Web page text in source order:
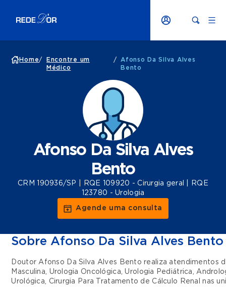
Home/
Encontre um
Médico
/
Afonso Da Silva Alves
Bento
Afonso Da Silva Alves
Bento
CRM 190936/SP | RQE 109920 - Cirurgia geral | RQE
123780 - Urologia
Agende uma consulta
Sobre Afonso Da Silva Alves Bento
Doutor Afonso Da Silva Alves Bento realiza atendimentos
Masculina, Urologia Oncológica,Urologia Pediátrica,
Urológica, Cirurgia Para Tratamento de Cálculo Renal
nas